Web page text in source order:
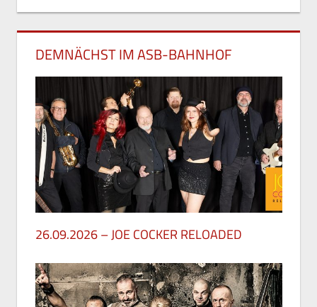
DEMNÄCHST IM ASB-BAHNHOF
26.09.2026 – JOE COCKER RELOADED